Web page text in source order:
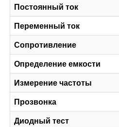
Постоянный ток
Переменный ток
Сопротивление
Определение емкости
Измерение частоты
Прозвонка
Диодный тест